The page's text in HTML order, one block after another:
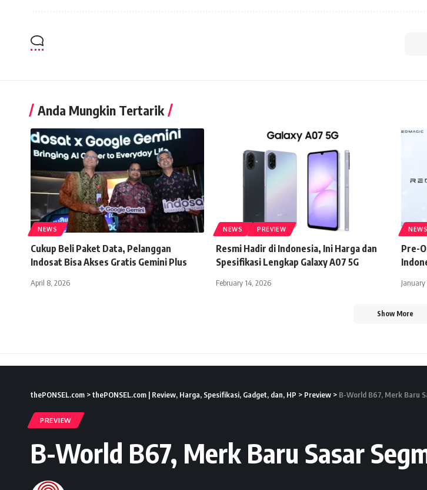
Anda Mungkin Tertarik
NEWS
Cukup Beli Paket Data, Pelanggan
Indosat Bisa Akses Gratis Gemini Plus
April 8, 2026
NEWS PREVIEW
Resmi Hadir di Indonesia, Ini Harga dan
Spesifikasi Lengkap Galaxy A07 5G
February 14, 2026
NEWS
Pre-
January
Show More
thePONSEL.com >thePONSEL.com | Review, Harga, Spesifikasi, Gadget, dan, HP > Preview > B-World B67, Merk Baru
PREVIEW
B-World B67, Merk Baru Sasar